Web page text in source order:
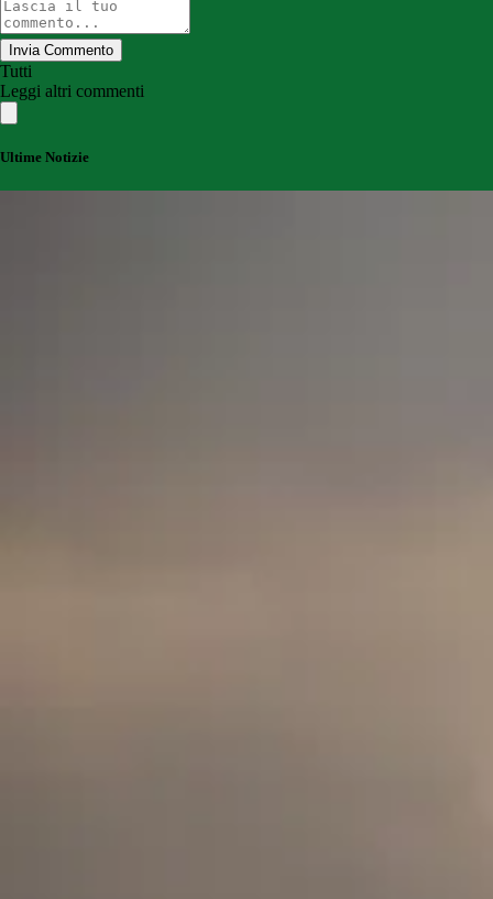
Invia Commento
Tutti
Leggi altri commenti
Ultime Notizie